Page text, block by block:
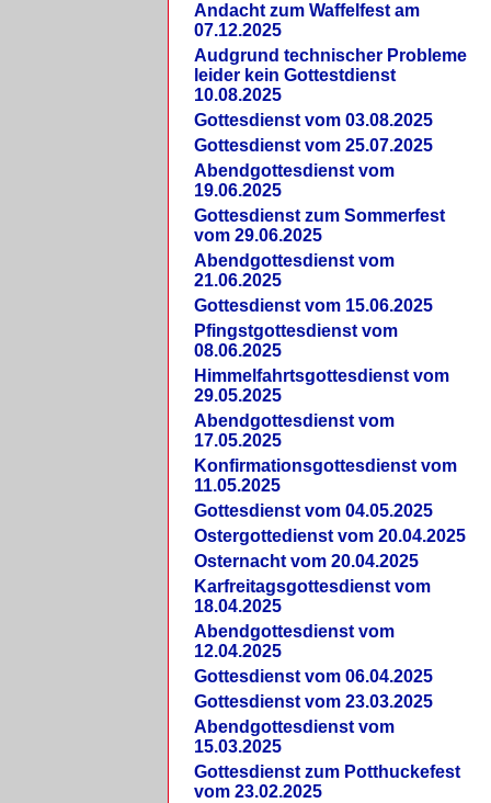
Andacht zum Waffelfest am
07.12.2025
Audgrund technischer Probleme
leider kein Gottestdienst
10.08.2025
Gottesdienst vom 03.08.2025
Gottesdienst vom 25.07.2025
Abendgottesdienst vom
19.06.2025
Gottesdienst zum Sommerfest
vom 29.06.2025
Abendgottesdienst vom
21.06.2025
Gottesdienst vom 15.06.2025
Pfingstgottesdienst vom
08.06.2025
Himmelfahrtsgottesdienst vom
29.05.2025
Abendgottesdienst vom
17.05.2025
Konfirmationsgottesdienst vom
11.05.2025
Gottesdienst vom 04.05.2025
Ostergottedienst vom 20.04.2025
Osternacht vom 20.04.2025
Karfreitagsgottesdienst vom
18.04.2025
Abendgottesdienst vom
12.04.2025
Gottesdienst vom 06.04.2025
Gottesdienst vom 23.03.2025
Abendgottesdienst vom
15.03.2025
Gottesdienst zum Potthuckefest
vom 23.02.2025